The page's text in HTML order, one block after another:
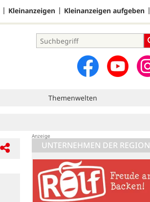
Kleinanzeigen Kleinanzeigen aufgeben
Themenwelten
UNTERNEHMEN DER REGION